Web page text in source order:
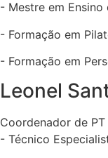
- Mestre em Ensino
- Formação em
- Formação em
Leonel
Coordenador de PT
- Técnico